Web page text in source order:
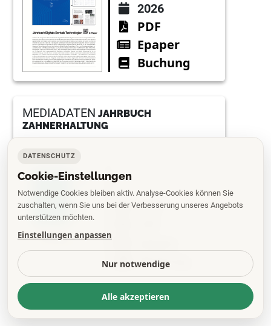
2026
PDF
Epaper
Buchung
MEDIADATEN JAHRBUCH
ZAHNERHALTUNG
2026
Buchung
DATENSCHUTZ
Cookie-Einstellungen
Notwendige Cookies bleiben aktiv. Analyse-Cookies können Sie
zuschalten, wenn Sie uns bei der Verbesserung unseres Angebots
unterstützen möchten.
Einstellungen anpassen
Nur notwendige
Alle akzeptieren